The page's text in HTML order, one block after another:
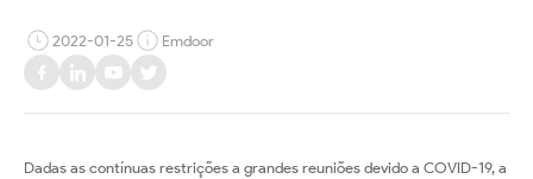
Emdoor
Info
2021
2022-01-25 Emdoor
Dadas as contínuas restrições a grandes reuniões devido a COVID-19, a